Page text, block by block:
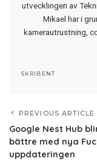
utvecklingen av
Mikael har i
kamerautrustning,
SKRIBENT
PREVIOUS ARTICLE
Google Nest Hub
bättre med nya
uppdateringen